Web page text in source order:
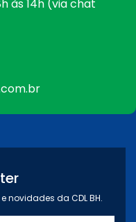
às 14h (via chat
novidades da CDL BH.